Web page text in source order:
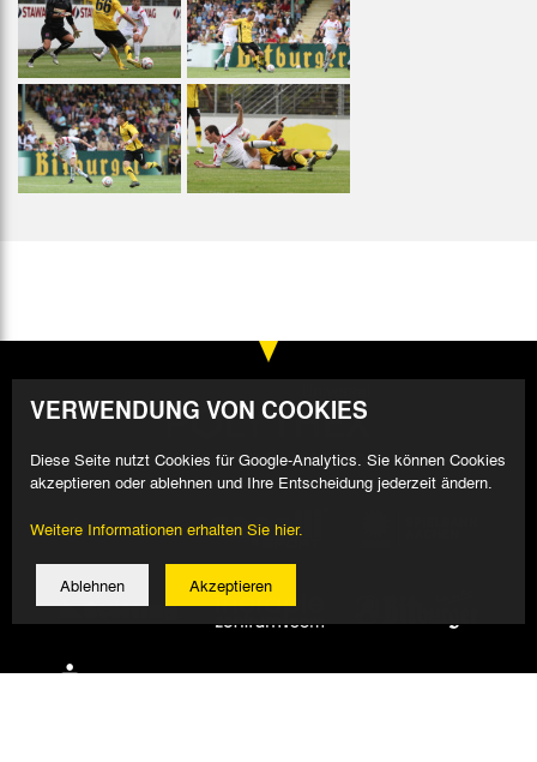
VERWENDUNG VON COOKIES
Diese Seite nutzt Cookies für Google-Analytics. Sie können Cookies
akzeptieren oder ablehnen und Ihre Entscheidung jederzeit ändern.
Weitere Informationen erhalten Sie hier.
Ablehnen Akzeptieren